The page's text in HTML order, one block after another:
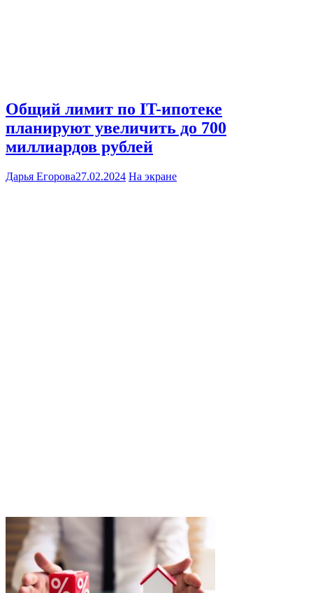
Общий лимит по IT-ипотеке
планируют увеличить до 700
миллиардов рублей
Дарья Егорова27.02.2024 На экране